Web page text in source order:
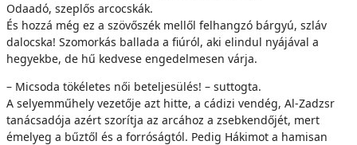
Odaadó, szeplős arcocskák.
És hozzá még ez a szövőszék mellől felhangzó bárgyú, szláv
dalocska! Szomorkás ballada a fiúról, aki elindul nyájával a
hegyekbe, de hű kedvese engedelmesen várja.
– Micsoda tökéletes női beteljesülés! – suttogta.
A selyemműhely vezetője azt hitte, a cádizi vendég, Al-Zadzsr
tanácsadója azért szorítja az arcához a zsebkendőjét, mert
émelyeg a bűztől és a forróságtól. Pedig Hákimot a hamisan